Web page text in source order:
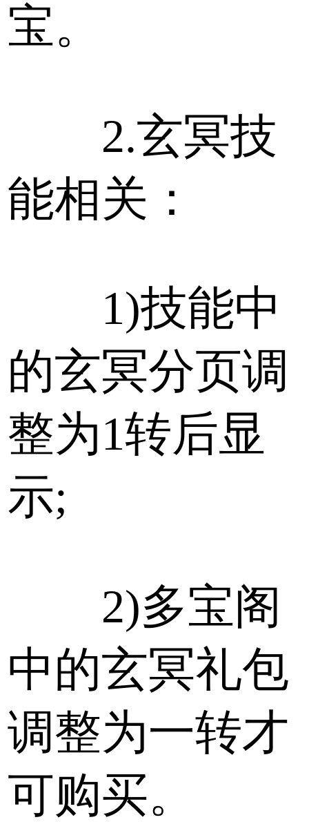
宝。
2.玄冥技
能相关：
1)技能中
的玄冥分页调
整为1转后显
示;
2)多宝阁
中的玄冥礼包
调整为一转才
可购买。